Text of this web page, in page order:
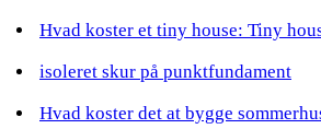
Hvad koster et tiny house: Tiny
isoleret skur på punktfundament
Hvad koster det at bygge